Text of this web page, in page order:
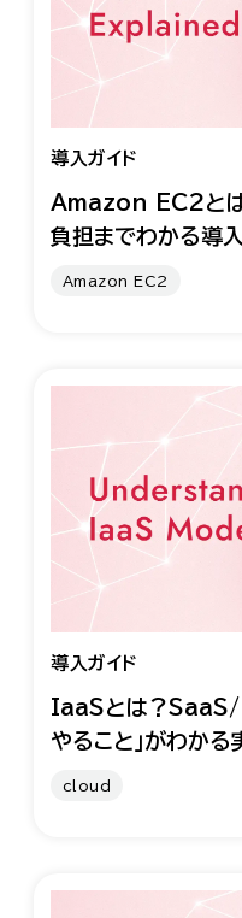
導入ガイド
Amazon EC2とは
負担までわかる導
Amazon EC2
導入ガイド
IaaSとは？SaaS/
やること」がわかる
cloud